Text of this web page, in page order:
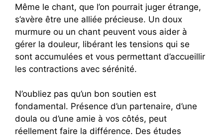
Même le chant, que l’on pourrait juger étrange,
s’avère être une alliée précieuse. Un doux
murmure ou un chant peuvent vous aider à
gérer la douleur, libérant les tensions qui se
sont accumulées et vous permettant d’accueillir
les contractions avec sérénité.
N’oubliez pas qu’un bon soutien est
fondamental. Présence d’un partenaire, d’une
doula ou d’une amie à vos côtés, peut
réellement faire la différence. Des études